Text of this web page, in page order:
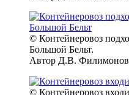
© Контейнеровоз
Большой Бельт.
Автор Д.В.
© Контейнеровоз